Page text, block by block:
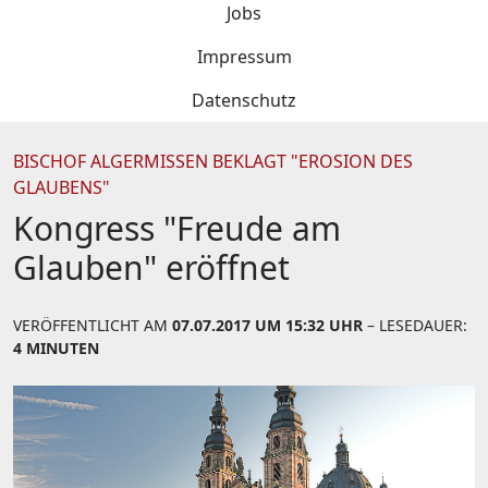
Jobs
Impressum
Datenschutz
BISCHOF ALGERMISSEN BEKLAGT "EROSION DES
GLAUBENS"
Kongress "Freude am
Glauben" eröffnet
VERÖFFENTLICHT AM 07.07.2017 UM 15:32 UHR – LESEDAUER:
4 MINUTEN